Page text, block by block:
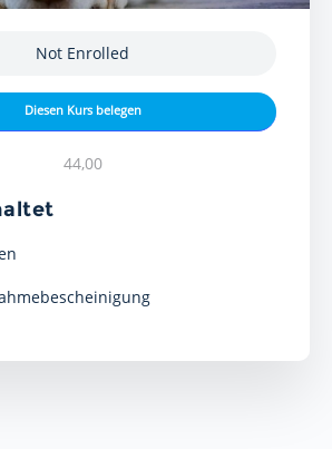
Not Enrolled
Diesen Kurs belegen
44,00